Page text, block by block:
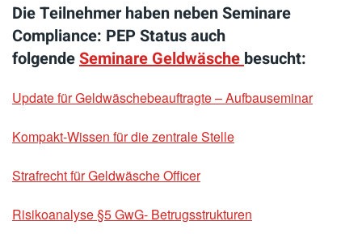
Die Teilnehmer haben neben Seminare
Compliance: PEP Status auch
folgendeSeminare Geldwäschebesucht:
Update für Geldwäschebeauftragte – Aufbauseminar
Kompakt-Wissen für die zentrale Stelle
Strafrecht für Geldwäsche Officer
Risikoanalyse §5 GwG- Betrugsstrukturen